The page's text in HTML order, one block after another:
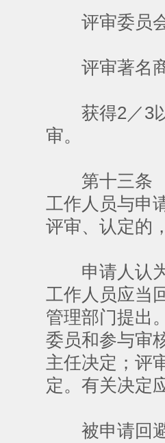
评审委员会
评审著名商
获得2／3以
审。
第十三条 评
工作人员与申
评审、认定的
申请人认为
工作人员应当
管理部门提出
委员和参与审
主任决定；评
定。有关决定
被申请回避